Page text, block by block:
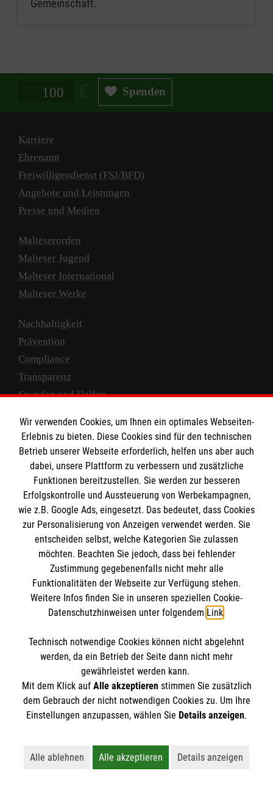
Gemeinschaft.
Spendenbetrag in Euro Spenden
Karriere
Ehrenamt
Freiwilligendienst (FSJ/BFD)
Angebote und Leistungen
Presse und Medien
Malteserorden
Malteser Jugend
Malteser International
Malteser Werke
Nachhaltigkeit
Prävention
Compliance
Transparenz
Spenden und Helfen
Spendenkonto
IBAN: DE10 3706 0120 1201 2000 12
BIC: GENODED 1PA7
Newsletter abonnieren
Cookies verwalten|AGB |Impressum|Datenschutz
Barrierefreiheit|Kontakt|Sharepoint
Wir verwenden Cookies, um Ihnen ein optimales Webseiten-
Erlebnis zu bieten. Diese Cookies sind für den technischen
Betrieb unserer Webseite erforderlich, helfen uns aber auch
dabei, unsere Plattform zu verbessern und zusätzliche
Funktionen bereitzustellen. Sie werden zur besseren
Erfolgskontrolle und Aussteuerung von Werbekampagnen,
wie z.B. Google Ads, eingesetzt. Das bedeutet, dass Cookies
zur Personalisierung von Anzeigen verwendet werden. Sie
entscheiden selbst, welche Kategorien Sie zulassen
möchten. Beachten Sie jedoch, dass bei fehlender
Zustimmung gegebenenfalls nicht mehr alle
Funktionalitäten der Webseite zur Verfügung stehen.
Weitere Infos finden Sie in unseren speziellen Cookie-
Datenschutzhinweisen unter folgendem Link.
Technisch notwendige Cookies können nicht abgelehnt
werden, da ein Betrieb der Seite dann nicht mehr
gewährleistet werden kann.
Mit dem Klick auf Alle akzeptierenstimmen Sie zusätzlich
dem Gebrauch der nicht notwendigen Cookies zu. Um Ihre
Einstellungen anzupassen, wählen Sie Details anzeigen.
Alle ablehnen
Lehnt alle nicht-essentiellen Cookies ab
Alle akzeptieren
Akzeptiert alle Cookies
Details anzeigen